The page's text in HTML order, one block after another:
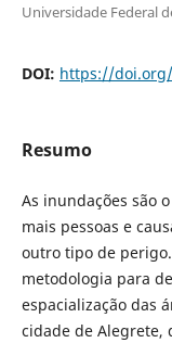
Universidade Federal
DOI: https://doi.org/
Resumo
As inundações são
mais pessoas e
outro tipo de
metodologia para
espacialização das
cidade de Alegrete,